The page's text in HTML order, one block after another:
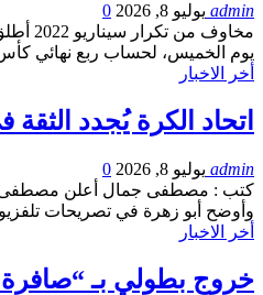
admin يوليو 8, 2026
0
يوم الخميس، لحساب ربع نهائي كأس العالم 2026.
أخر الاخبار
اتحاد الكرة يُجدد
admin يوليو 8, 2026
0
كتب : مصطفى جمال أعلن مصطفى أبو
وأوضح أبو زهرة في تصريحات
أخر الاخبار
خروج بطولي بـ “صافرة